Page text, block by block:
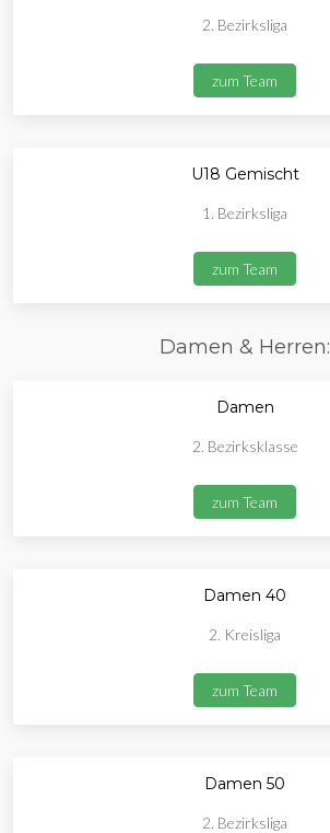
2. Bezirksliga
zum Team
U18 Gemischt
1. Bezirksliga
zum Team
Damen & Herren:
Damen
2. Bezirksklasse
zum Team
Damen 40
2. Kreisliga
zum Team
Damen 50
2. Bezirksliga